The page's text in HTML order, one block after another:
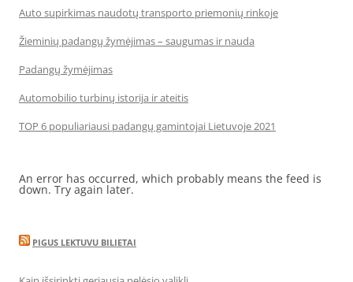
Auto supirkimas naudotų transporto priemonių rinkoje
Žieminių padangų žymėjimas – saugumas ir nauda
Padangų žymėjimas
Automobilio turbinų istorija ir ateitis
TOP 6 populiariausi padangų gamintojai Lietuvoje 2021
An error has occurred, which probably means the feed is
down. Try again later.
PIGUS LEKTUVU BILIETAI